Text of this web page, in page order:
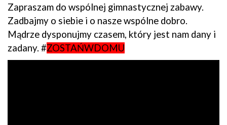
Zapraszam do wspólnej gimnastycznej zabawy.
Zadbajmy o siebie i o nasze wspólne dobro.
Mądrze dysponujmy czasem, który jest nam dany i
zadany. #ZOSTAŃWDOMU